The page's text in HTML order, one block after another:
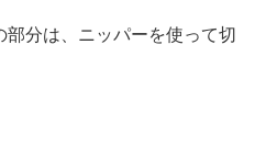
分は、ニッパーを使って切